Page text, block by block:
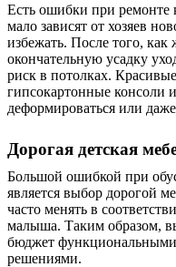
Есть ошибки при ремонте
мало зависят от хозяев
избежать. После того,
окончательную усадку
риск в потолках.
гипсокартонные консоли
деформироваться или
Дорогая детская
Большой ошибкой при
является выбор дорогой
часто менять в
малыша. Таким образом,
бюджет функциональными
решениями.